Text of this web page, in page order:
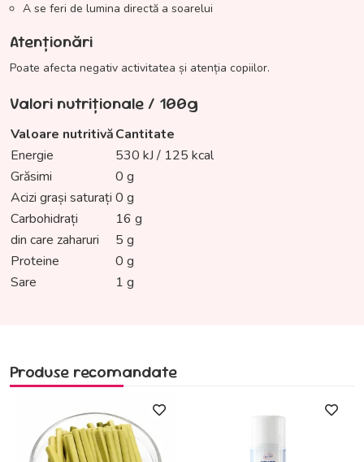
A se feri de lumina directă a soarelui
Atenționări
Poate afecta negativ activitatea și atenția copiilor.
Valori nutriționale / 100g
Valoare nutritivăCantitate
Energie
530 kJ / 125 kcal
Grăsimi
0 g
Acizi grași saturați 0 g
Carbohidrați
16 g
din care zaharuri
5 g
Proteine
0 g
Sare
1 g
Produse recomandate